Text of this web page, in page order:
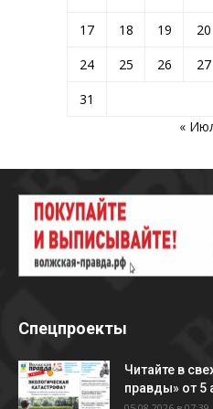
17
18 19 20
24
25 26 27
31
«
Спецпроекты
Читайте в
правды» от 5